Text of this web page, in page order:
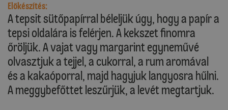
Előkészítés:
A tepsit sütőpapírral béleljük úgy, hogy a papír a
tepsi oldalára is felérjen. A kekszet finomra
őröljük. A vajat vagy margarint egyneművé
olvasztjuk a tejjel, a cukorral, a rum aromával
és a kakaóporral, majd hagyjuk langyosra hűlni.
A meggybefőttet leszűrjük, a levét megtartjuk.